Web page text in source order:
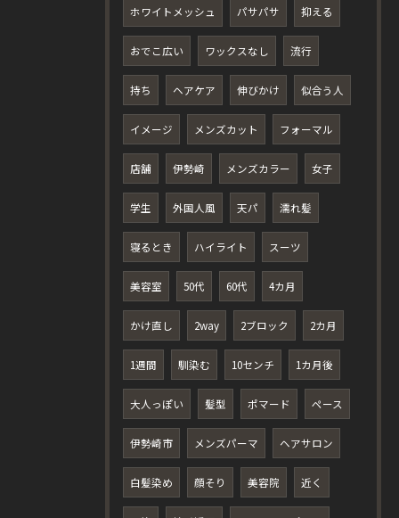
ホワイトメッシュ パサパサ 抑える
おでこ広い ワックスなし 流行
持ち ヘアケア 伸びかけ 似合う人
イメージ メンズカット フォーマル
店舗 伊勢崎 メンズカラー 女子
学生 外国人風 天パ 濡れ髪
寝るとき ハイライト スーツ
美容室 50代 60代 4カ月
かけ直し 2way 2ブロック 2カ月
1週間 馴染む 10センチ 1カ月後
大人っぽい 髪型 ポマード ペース
伊勢崎市 メンズパーマ ヘアサロン
白髪染め 顔そり 美容院 近く